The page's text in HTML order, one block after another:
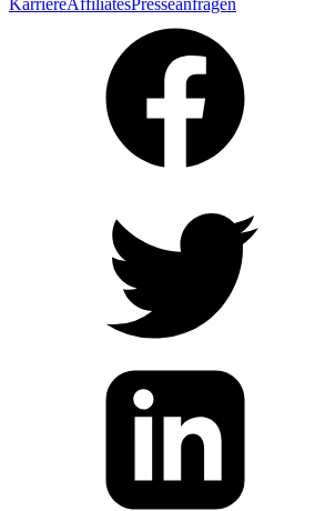
KarriereAffiliatesPresseanfragen